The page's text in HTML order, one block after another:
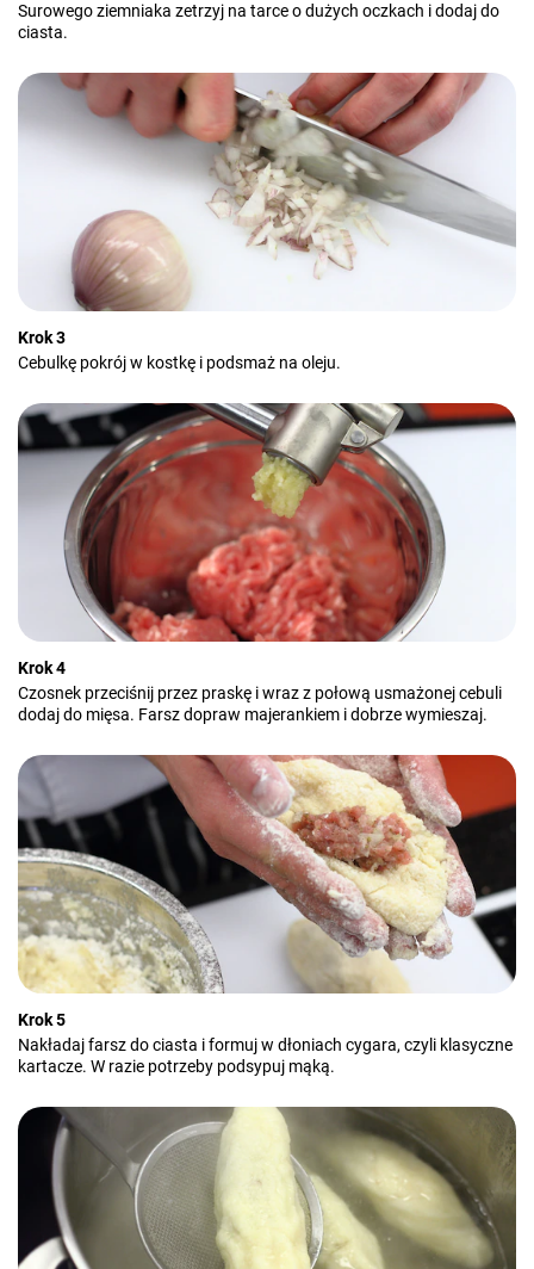
Surowego ziemniaka zetrzyj na tarce o dużych oczkach i dodaj do
ciasta.
Krok 3
Cebulkę pokrój w kostkę i podsmaż na oleju.
Krok 4
Czosnek przeciśnij przez praskę i wraz z połową usmażonej cebuli
dodaj do mięsa. Farsz dopraw majerankiem i dobrze wymieszaj.
Krok 5
Nakładaj farsz do ciasta i formuj w dłoniach cygara, czyli klasyczne
kartacze. W razie potrzeby podsypuj mąką.